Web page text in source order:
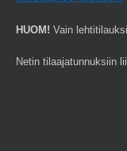
HUOM! Vain
Netin tilaajatunnuksiin